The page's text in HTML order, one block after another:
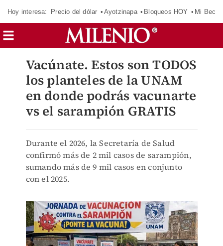
Hoy interesa: Precio del dólar Ayotzinapa Bloqueos HOY Mi Beca
Vacúnate. Estos son TODOS
los planteles de la UNAM
en donde podrás vacunarte
vs el sarampión GRATIS
Durante el 2026, la Secretaría de Salud
confirmó más de 2 mil casos de sarampión,
sumando más de 9 mil casos en conjunto
con el 2025.